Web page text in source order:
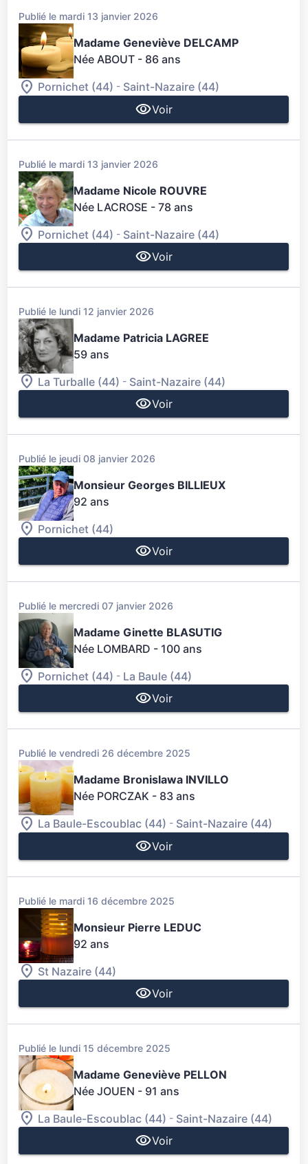
Publié le mardi 13 janvier 2026
Madame Geneviève DELCAMP
Née ABOUT - 86 ans
Pornichet (44) - Saint-Nazaire (44)
Voir
Publié le mardi 13 janvier 2026
Madame Nicole ROUVRE
Née LACROSE - 78 ans
Pornichet (44) - Saint-Nazaire (44)
Voir
Publié le lundi 12 janvier 2026
Madame Patricia LAGREE
59 ans
La Turballe (44) - Saint-Nazaire (44)
Voir
Publié le jeudi 08 janvier 2026
Monsieur Georges BILLIEUX
92 ans
Pornichet (44)
Voir
Publié le mercredi 07 janvier 2026
Madame Ginette BLASUTIG
Née LOMBARD - 100 ans
Pornichet (44) - La Baule (44)
Voir
Publié le vendredi 26 décembre 2025
Madame Bronislawa INVILLO
Née PORCZAK - 83 ans
La Baule-Escoublac (44) - Saint-Nazaire (44)
Voir
Publié le mardi 16 décembre 2025
Monsieur Pierre LEDUC
92 ans
St Nazaire (44)
Voir
Publié le lundi 15 décembre 2025
Madame Geneviève PELLON
Née JOUEN - 91 ans
La Baule-Escoublac (44) - Saint-Nazaire (44)
Voir